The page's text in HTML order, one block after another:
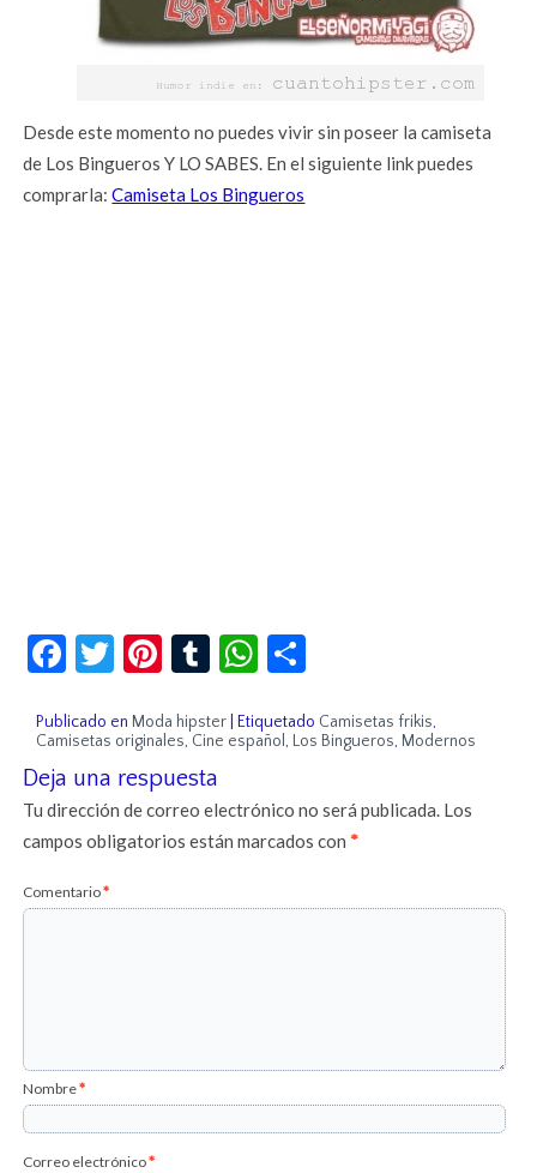
Desde este momento no puedes vivir sin poseer la camiseta
de Los Bingueros Y LO SABES. En el siguiente link puedes
comprarla:Camiseta Los Bingueros
Facebook
Twitter
Pinterest
TumblrWhatsApp
Publicado en Moda hipster |Etiquetado Camisetas frikis,
Camisetas originales, Cine español, Los Bingueros, Modernos
Deja una respuesta
Tu dirección de correo electrónico no será publicada. Los
campos obligatorios están marcados con*
Comentario*
Nombre*
Correo electrónico*